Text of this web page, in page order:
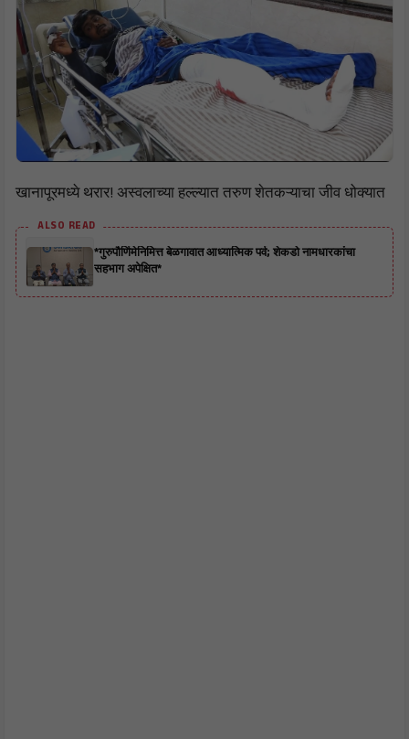
खानापूरमध्ये थरार! अस्वलाच्या हल्ल्यात तरुण शेतकऱ्याचा जीव धोक्यात
ALSO READ
*गुरुपौर्णिमेनिमित्त बेळगावात आध्यात्मिक पर्व; शेकडो नामधारकांचा
सहभाग अपेक्षित*